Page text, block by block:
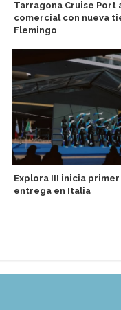
Tarragona Cruise
comercial con nueva
Flemingo
Explora III inicia
entrega en Italia